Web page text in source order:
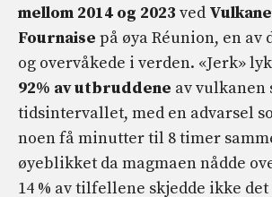
mellom 2014 og 2023 ved
Fournaise på øya Réunion, en av
og overvåkede i verden. «Jerk»
92% av utbruddene av vulkanen
tidsintervallet, med en advarsel
noen få minutter til 8 timer
øyeblikket da magmaen nådde
14 % av tilfellene skjedde ikke